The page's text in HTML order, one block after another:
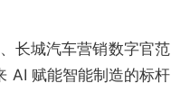
长城汽车营销数字官范
AI 赋能智能制造的标杆